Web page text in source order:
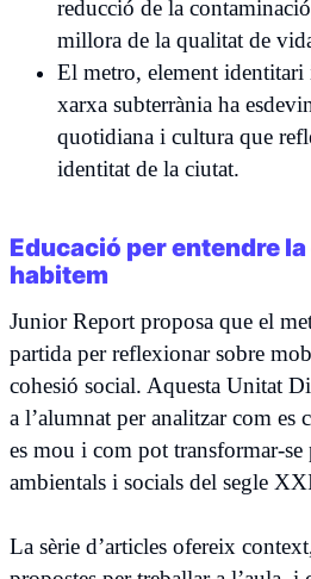
reducció de la
millora de la qualitat de
El metro, element identitari
xarxa subterrània ha
quotidiana i cultura que
identitat de la ciutat.
Educació per entendre
habitem
Junior Report proposa que el
partida per reflexionar sobre
cohesió social. Aquesta Unitat
a l’alumnat per analitzar com es
es mou i com pot transformar-se
ambientals i socials del segle
La sèrie d’articles ofereix